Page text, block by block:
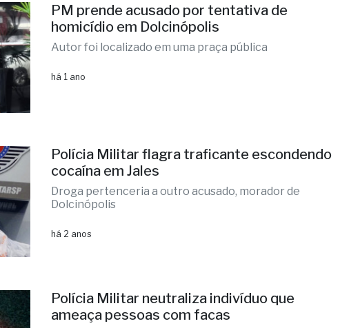
PM prende acusado por tentativa de
homicídio em Dolcinópolis
Autor foi localizado em uma praça pública
há 1 ano
Polícia Militar flagra traficante escondendo
cocaína em Jales
Droga pertenceria a outro acusado, morador de
Dolcinópolis
há 2 anos
Polícia Militar neutraliza indivíduo que
ameaça pessoas com facas